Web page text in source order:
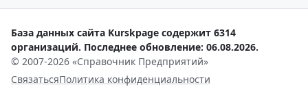
База данных сайта Kurskpage содержит 6314
организаций. Последнее обновление: 06.08.2026.
© 2007-2026 «Справочник Предприятий»
СвязатьсяПолитика конфиденциальности